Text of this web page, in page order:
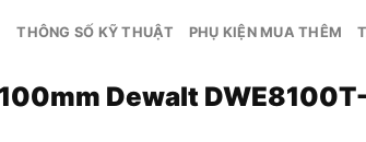
THÔNG SỐ KỸ THUẬT PHỤ KIỆN MUA THÊM
Dewalt